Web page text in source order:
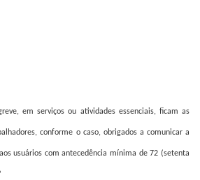
em serviços ou atividades essenciais, ficam as
conforme o caso, obrigados a comunicar a
usuários com antecedência mínima de 72 (setenta